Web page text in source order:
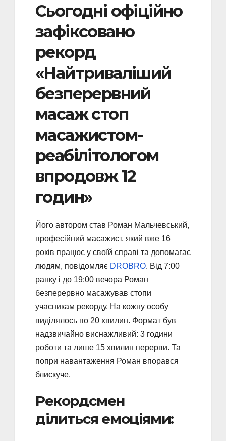
Сьогодні офіційно
зафіксовано
рекорд
«Найтриваліший
безперервний
масаж стоп
масажистом-
реабілітологом
впродовж 12
годин»
Його автором став Роман Мальчевський,
професійний масажист, який вже 16
років працює у своїй справі та допомагає
людям, повідомляє DROBRO. Від 7:00
ранку і до 19:00 вечора Роман
безперервно масажував стопи
учасникам рекорду. На кожну особу
виділялось по 20 хвилин. Формат був
надзвичайно виснажливий: 3 години
роботи та лише 15 хвилин перерви. Та
попри навантаження Роман впорався
блискуче.
Рекордсмен
ділиться емоціями: